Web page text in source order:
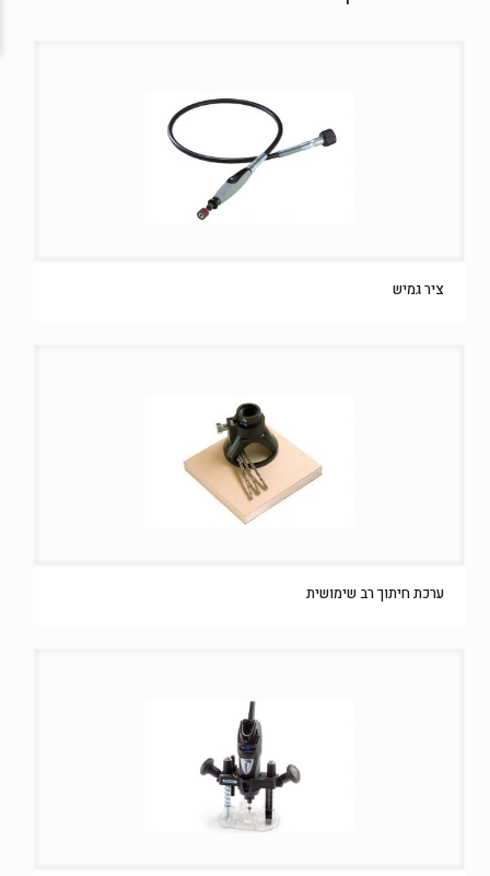
ציר גמיש
ערכת חיתוך רב שימושית